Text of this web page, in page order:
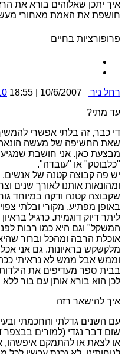
איך יתכן שאלוהים בורא את
חושפת את האמת מאחורי
פרופורציות בחיים
רחל ניר 10/6/2007 | 18:55
10
עד מתי?
די כבר, זה בלתי אפשרי
שאת החשיפה של מעשה הונאה
מבצעת כאן. אני חושבת
"כלבוטק" או "עובדה".
יש פה קבוצה קטנה של אנשים,
ומהונאות אותנו לאורך שנים
שקבוצה קטנה ודקה במיוחד
באופן מפתיע, מקורי ובלתי
ליתר דיוק דוגמית. כרגיל
המשקל" וגם היא כמו רבות
אוכלת הרבה ומהכל וברור
מלקשקש בראיונות. גם אני
וממש אבל ממש לא נראיתי
בבית ספר מעדיפים את
לכן הוא בורא אותן עם בור
איך להישאר רזה
עם השנים גדלתי והחכמתי
שום דבר נגדי (למורים בבצפר
או לצאת או להתמקם